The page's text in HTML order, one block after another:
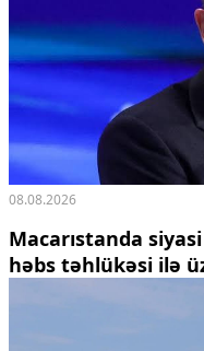
08.08.2026
Macarıstanda
həbs təhlükəsi ilə